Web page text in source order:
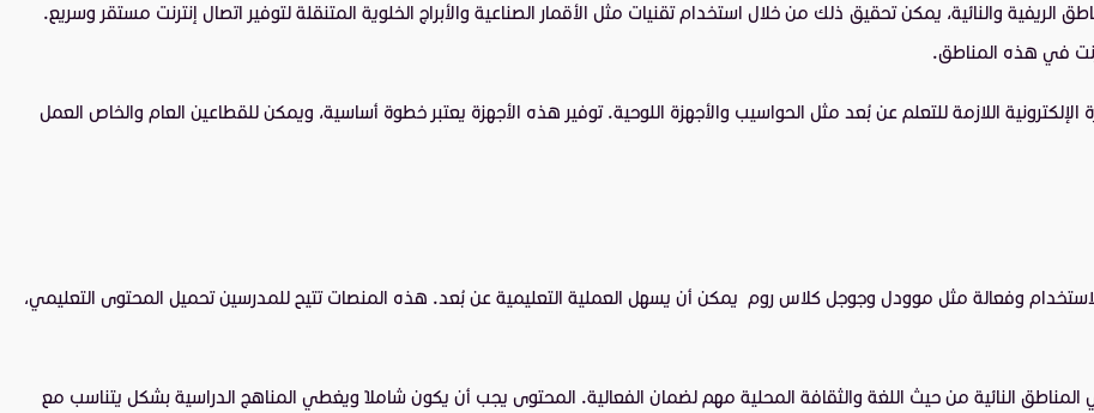
الريفية والنائية، يمكن تحقيق ذلك من خلال استخدام تقنيات مثل الأقمار الصناعية والأبراج الخلوية المتنقلة لتوفير اتصال إنترنت مستقر وسريع.
في هذه المناطق.
الإلكترونية اللازمة للتعلم عن بُعد مثل الحواسيب والأجهزة اللوحية. توفير هذه الأجهزة يعتبر خطوة أساسية، ويمكن للقطاعين العام والخاص العمل
وفعالة مثل موودل وجوجل كلاس روم يمكن أن يسهل العملية التعليمية عن بُعد. هذه المنصات تتيح للمدرسين تحميل المحتوى التعليمي،
المناطق النائية من حيث اللغة والثقافة المحلية مهم لضمان الفعالية. المحتوى يجب أن يكون شاملًا ويغطي المناهج الدراسية بشكل يتناسب مع